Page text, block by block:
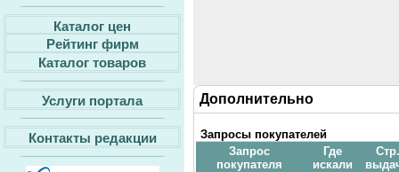
Каталог цен
Рейтинг фирм
Каталог товаров
Услуги портала
Контакты редакции
Дополнительно
Запросы покупателей
Запрос
покупателя
Где
искали
Стр.